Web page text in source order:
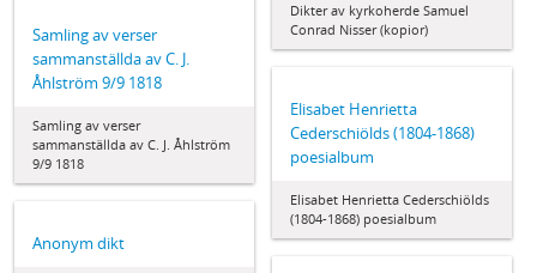
Dikter av kyrkoherde Samuel
Conrad Nisser (kopior)
Samling av verser
sammanställda av C. J.
Åhlström 9/9 1818
Samling av verser
sammanställda av C. J. Åhlström
9/9 1818
Elisabet Henrietta
Cederschiölds (1804-1868)
poesialbum
Elisabet Henrietta Cederschiölds
(1804-1868) poesialbum
Anonym dikt